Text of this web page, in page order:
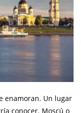
enamoran. Un lugar
conocer. Moscú o